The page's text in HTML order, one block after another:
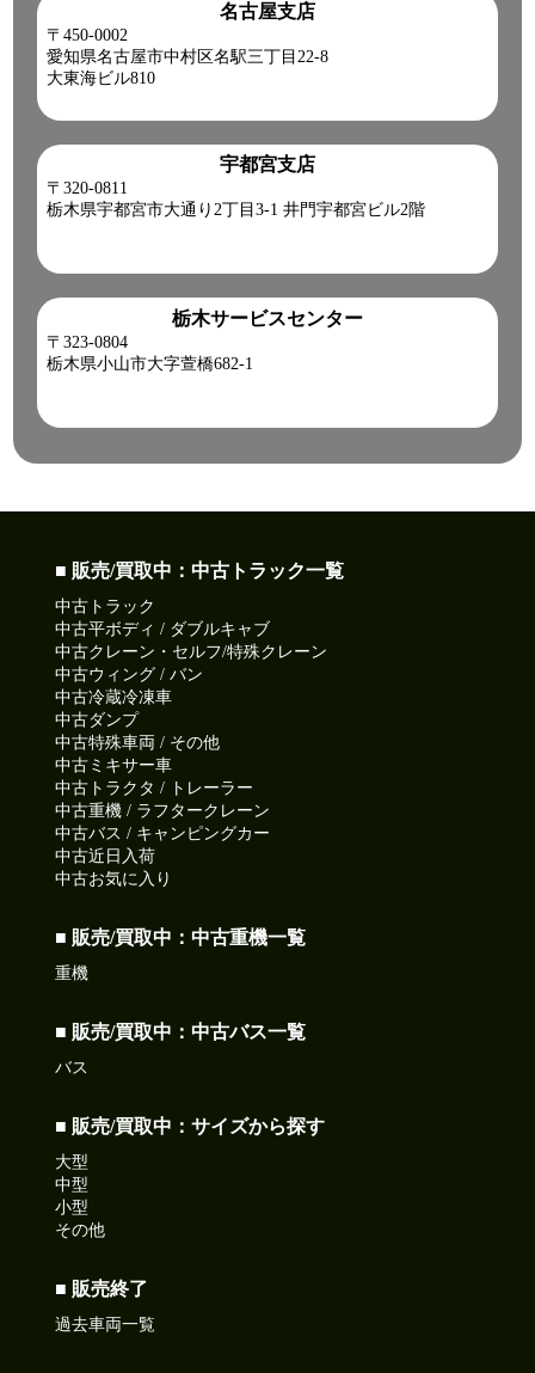
名古屋支店
〒450-0002
愛知県名古屋市中村区名駅三丁目22-8
大東海ビル810
宇都宮支店
〒320-0811
栃木県宇都宮市大通り2丁目3-1 井門宇都宮ビル2階
栃木サービスセンター
〒323-0804
栃木県小山市大字萱橋682-1
■ 販売/買取中：中古トラック一覧
中古トラック
中古平ボディ / ダブルキャブ
中古クレーン・セルフ/特殊クレーン
中古ウィング / バン
中古冷蔵冷凍車
中古ダンプ
中古特殊車両 / その他
中古ミキサー車
中古トラクタ / トレーラー
中古重機 / ラフタークレーン
中古バス / キャンピングカー
中古近日入荷
中古お気に入り
■ 販売/買取中：中古重機一覧
重機
■ 販売/買取中：中古バス一覧
バス
■ 販売/買取中：サイズから探す
大型
中型
小型
その他
■ 販売終了
過去車両一覧